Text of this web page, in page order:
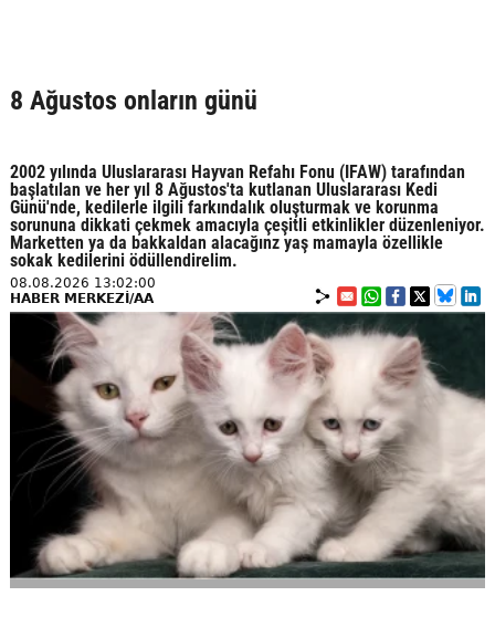
8 Ağustos onların günü
2002 yılında Uluslararası Hayvan Refahı Fonu (IFAW) tarafından
başlatılan ve her yıl 8 Ağustos'ta kutlanan Uluslararası Kedi
Günü'nde, kedilerle ilgili farkındalık oluşturmak ve korunma
sorununa dikkati çekmek amacıyla çeşitli etkinlikler düzenleniyor.
Marketten ya da bakkaldan alacağınz yaş mamayla özellikle
sokak kedilerini ödüllendirelim.
08.08.2026 13:02:00
HABER MERKEZİ/AA